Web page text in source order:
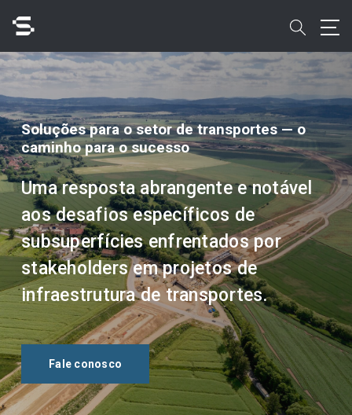
main
content
Pesquisar
Acesso rápido a
search
Soluções para o setor de transportes — o
caminho para o sucesso
Uma resposta abrangente e notável
aos desafios específicos de
subsuperfícies enfrentados por
stakeholders em projetos de
infraestrutura de transportes.
Fale conosco